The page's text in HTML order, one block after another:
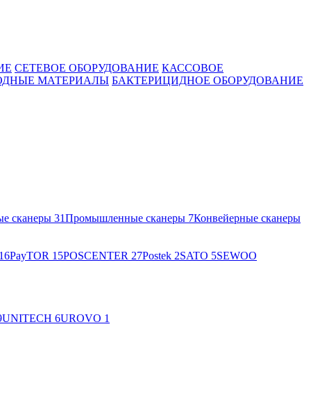
СЕТЕВОЕ ОБОРУДОВАНИЕ КАССОВОЕ
МАТЕРИАЛЫ БАКТЕРИЦИДНОЕ ОБОРУДОВАНИЕ
сканеры 31Промышленные сканеры 7Конвейерные сканеры
16PayTOR 15POSCENTER 27Postek 2SATO 5SEWOO
UNITECH 6UROVO 1